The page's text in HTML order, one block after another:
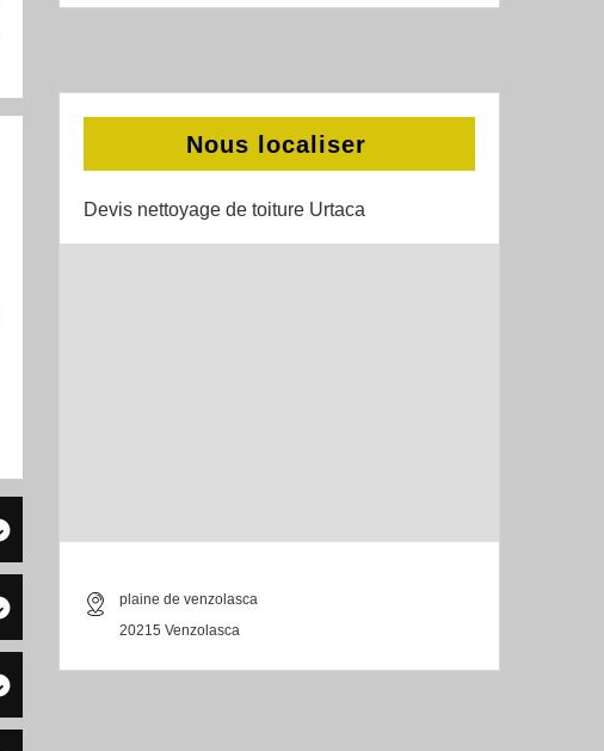
Nous localiser
Devis nettoyage de toiture Urtaca
plaine de venzolasca
20215 Venzolasca